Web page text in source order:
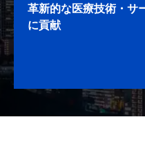
革新的な医療技術・サ
に貢献